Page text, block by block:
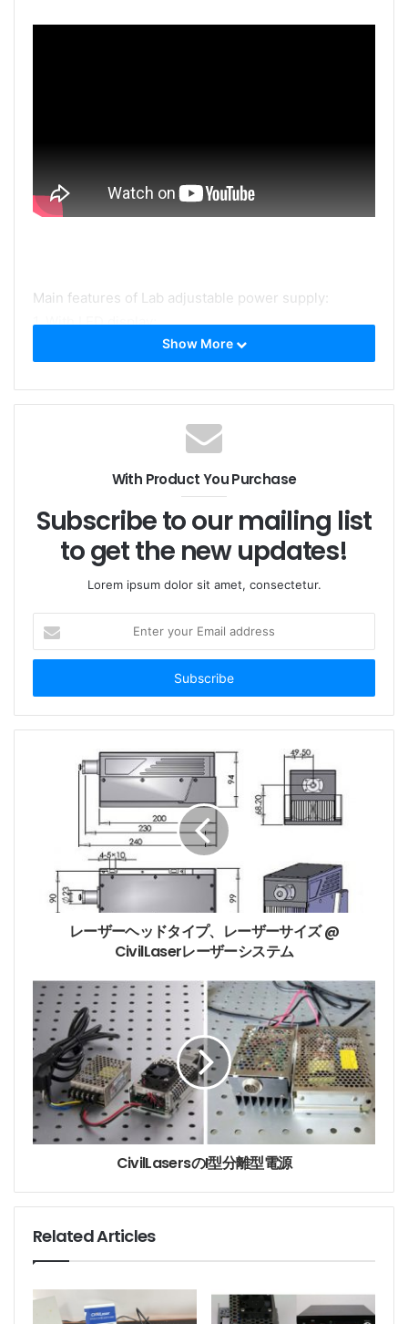
Main features of Lab adjustable power supply:
1. With LED display;
2. With current adjustment button;
4. The laser output power can be controlled by
1. LED表示を使って;
2.現在の調整ボタン付き。
3. CWおよび調節の働くモードを使って;
4.電源の電流を調整することにより、レーザー出力を制
御できます。
Lab Adjustable power supply is also divided into
The two main models are as follows:
Size: 179(L)*148(W)*56(H) mm3
Current: <3.5A
2. LSR-PS-FA
Size: 178(L)*197(W)*84(H) mm3
Current: <10A
II型可変式電源も複数のモデルに分かれています。
2つの主なモデルは次のとおりです。
1. LSR-PS-II
サイズ：179（L）* 148（W）* 56（H）mm3
電流：<3.5A
2. LSR-PS-FA
サイズ：178（L）* 197（W）* 84（H）mm3
電流：<10A
We choose the appropriate model according to the
needs of the laser.
Customers request to choose the specified model,
Show More
With Product You Purchase
Subscribe to our mailing list
to get the new updates!
Lorem ipsum dolor sit amet, consectetur.
t
r
y
s
s
レーザーヘッドタイプ、レーザーサイズ @
CivilLaserレーザーシステム
CivilLasersのI型分離型電源
Related Articles